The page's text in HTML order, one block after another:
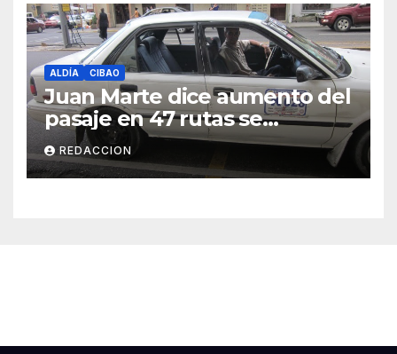
ALDÍA CIBAO
Juan Marte dice aumento del
pasaje en 47 rutas se
mantiene
REDACCION